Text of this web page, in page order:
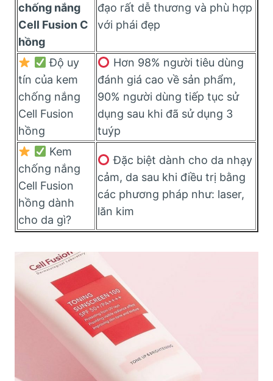
chống nắng
Cell Fusion C
hồng
đạo rất dễ thương và phù hợp
với phái đẹp
Độ uy
tín của kem
chống nắng
Cell Fusion
hồng
Hơn 98% người tiêu dùng
đánh giá cao về sản phẩm,
90% người dùng tiếp tục sử
dụng sau khi đã sử dụng 3
tuýp
Kem
chống nắng
Cell Fusion
hồng dành
cho da gì?
Đặc biệt dành cho da nhạy
cảm, da sau khi điều trị bằng
các phương pháp như: laser,
lăn kim